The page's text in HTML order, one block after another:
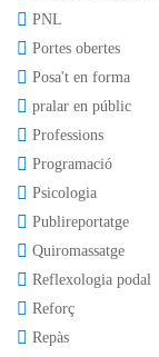
PNL
Portes obertes
Posa't en forma
pralar en públic
Professions
Programació
Psicologia
Publireportatge
Quiromassatge
Reflexologia podal
Reforç
Repàs